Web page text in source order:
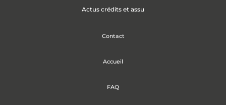
Actus crédits et assu
Contact
Accueil
FAQ